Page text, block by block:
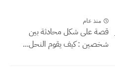
منذ عام
قصة على شكل محادثة بين
شخصين : كيف يقوم النحل...